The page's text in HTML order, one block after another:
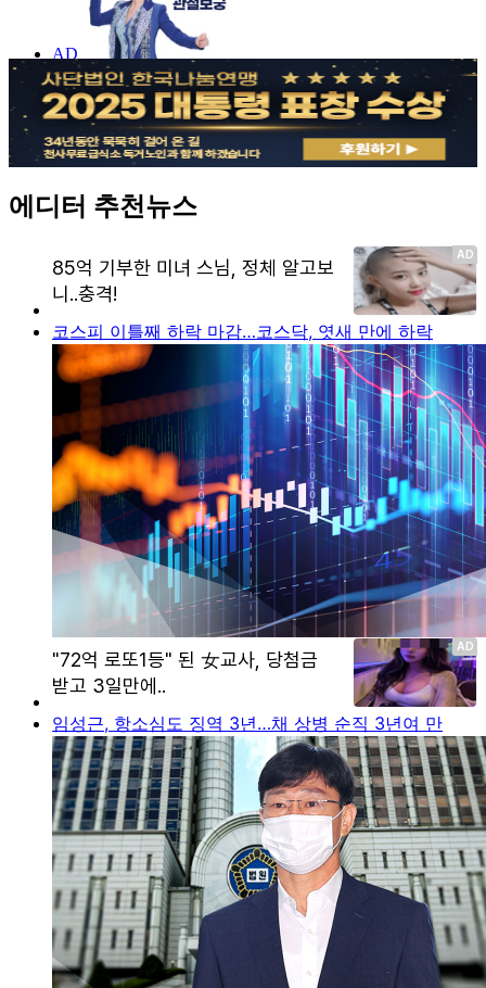
에디터 추천뉴스
코스피 이틀째 하락 마감…코스닥, 엿새 만에 하락
임성근, 항소심도 징역 3년…채 상병 순직 3년여 만